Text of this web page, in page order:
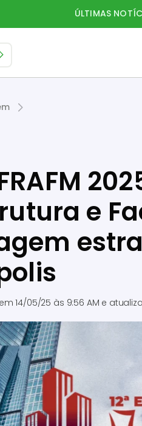
ÚLTIMAS
e
em14/05/25 às 9:56 AM e